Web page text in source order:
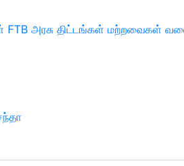
FTB அரசு திட்டங்கள் மற்றவைகள்